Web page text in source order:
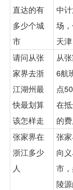
直达的有
多少个城
市
中
场
天
请问从张
家界去浙
江湖州最
快最划算
该怎样走
从
6航
点
在
的
张家界在
浙江多少
人
张
向
市
陵源